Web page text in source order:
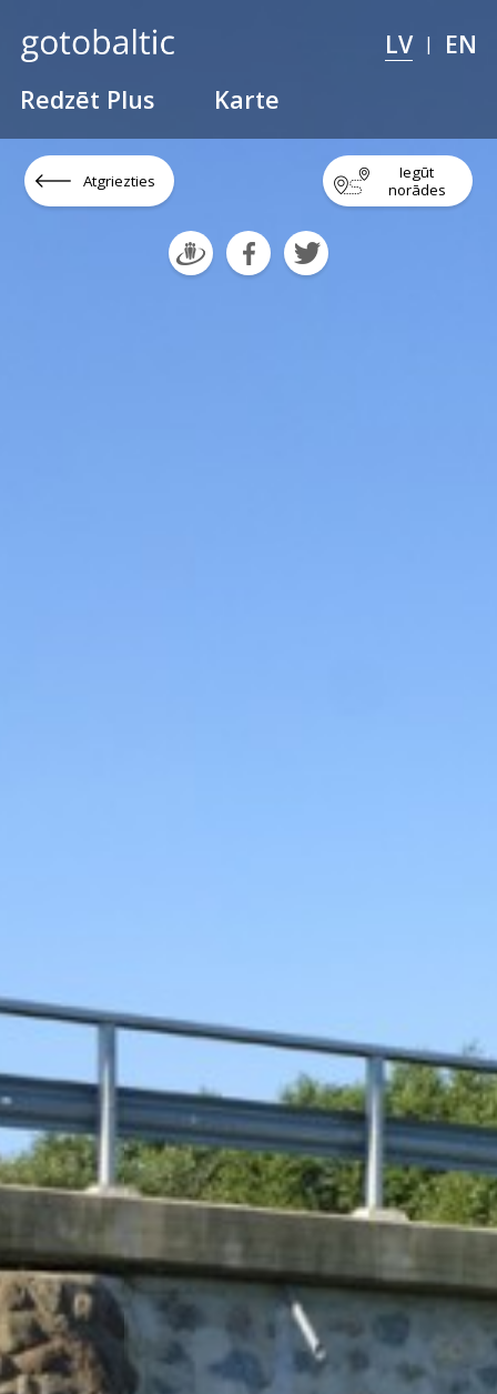
Redzēt Plus Karte
LV | EN
Atgriezties
Iegūt
norādes